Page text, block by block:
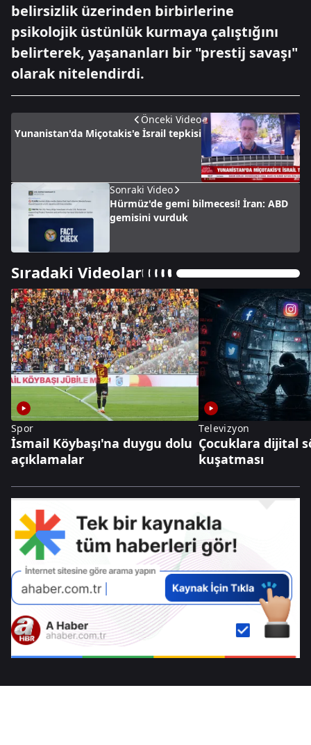
belirsizlik üzerinden birbirlerine
psikolojik üstünlük kurmaya çalıştığını
belirterek, yaşananları bir "prestij savaşı"
olarak nitelendirdi.
Önceki Video
Yunanistan'da Miçotakis'e İsrail tepkisi
Sonraki Video
Hürmüz'de gemi bilmecesi! İran: ABD
gemisini vurduk
Sıradaki Videolar
Spor
İsmail Köybaşı'na duygu dolu
açıklamalar
Televizyon
Çocuklara dijital
kuşatması